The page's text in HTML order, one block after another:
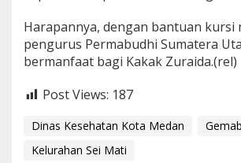
Harapannya, dengan bantuan kursi
pengurus Permabudhi Sumatera
bermanfaat bagi Kakak Zuraida.(rel)
Post Views: 187
Dinas Kesehatan Kota Medan
Kelurahan Sei Mati